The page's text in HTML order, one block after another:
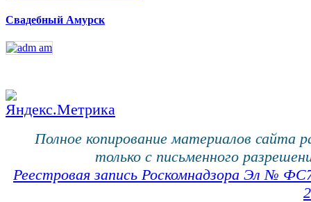
Свадебный Амурск
Полное копирование материалов сайта
только с письменного
Реестровая запись Роскомнадзора Эл №